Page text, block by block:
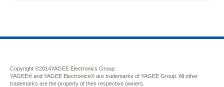
Copyright ©2014YAGEE Electronics Group.
YAGEE® and YAGEE Electronics® are trademarks of YAGEE Group. All other
trademarks are the property of their respective owners.